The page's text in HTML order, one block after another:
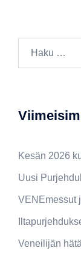
Kesän 2026
Uusi
VENEmessut
Veneilijän